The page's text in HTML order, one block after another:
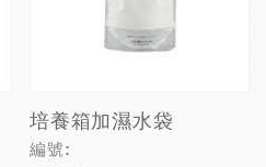
培養箱加濕水袋
編號: